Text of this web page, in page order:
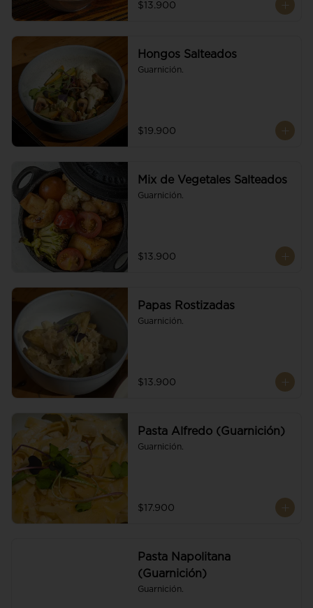
$13.900
Hongos Salteados
Guarnición.
$19.900
Mix de Vegetales Salteados
Guarnición.
$13.900
Papas Rostizadas
Guarnición.
$13.900
Pasta Alfredo (Guarnición)
Guarnición.
$17.900
Pasta Napolitana
(Guarnición)
Guarnición.